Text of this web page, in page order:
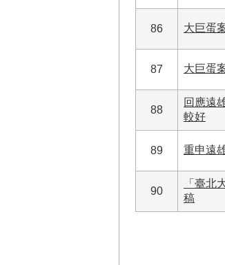
86 大巨蛋
87 大巨蛋
88
回應遠
較好
89 重申遠
90
「臺北
稿